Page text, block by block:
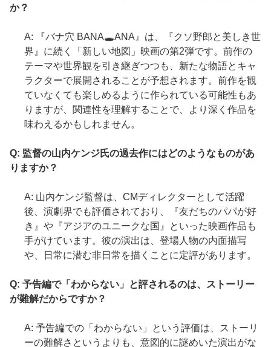
か？
A: 『バナ穴 BANA🕳️ANA』は、『クソ野郎と美しき世
界』に続く「新しい地図」映画の第2弾です。前作の
テーマや世界観を引き継ぎつつも、新たな物語とキャ
ラクターで展開されることが予想されます。前作を観
ていなくても楽しめるように作られている可能性もあ
りますが、関連性を理解することで、より深く作品を
味わえるかもしれません。
Q: 監督の山内ケンジ氏の過去作にはどのようなものがあ
りますか？
A: 山内ケンジ監督は、CMディレクターとして活躍
後、演劇界でも評価されており、『友だちのパパが好
き』や『アジアのユニークな国』といった映画作品も
手がけています。彼の演出は、登場人物の内面描写
や、日常に潜む非日常を描くことに定評があります。
Q: 予告編で「わからない」と評されるのは、ストーリー
が難解だからですか？
A: 予告編での「わからない」という評価は、ストーリ
ーの難解さというよりも、意図的に謎めいた演出がな